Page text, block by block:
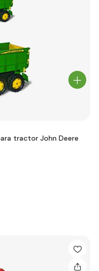
tractor John Deere